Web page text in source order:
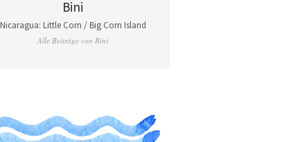
Bini
Nicaragua: Little Corn / Big Corn Island
Alle Beiträge von Bini